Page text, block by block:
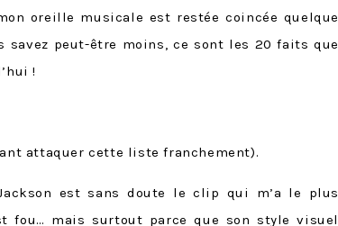
oreille musicale est restée coincée quelque
savez peut-être moins, ce sont les 20 faits que
!
attaquer cette liste franchement).
est sans doute le clip qui m’a le plus
fou… mais surtout parce que son style visuel